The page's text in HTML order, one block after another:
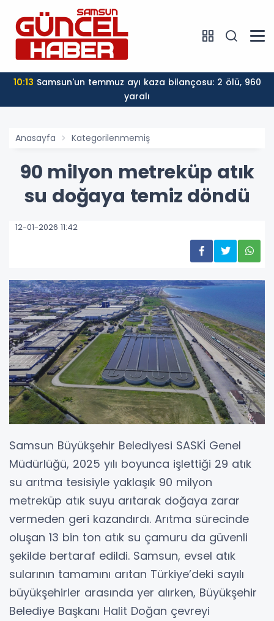
10:13
yaralı
Anasayfa Kategorilenmemiş
90 milyon metreküp atık
su doğaya temiz döndü
12-01-2026 11:42
Samsun Büyükşehir Belediyesi SASKİ Genel
Müdürlüğü, 2025 yılı boyunca işlettiği 29 atık
su arıtma tesisiyle yaklaşık 90 milyon
metreküp atık suyu arıtarak doğaya zarar
vermeden geri kazandırdı. Arıtma sürecinde
oluşan 13 bin ton atık su çamuru da güvenli
şekilde bertaraf edildi. Samsun, evsel atık
sularının tamamını arıtan Türkiye’deki sayılı
büyükşehirler arasında yer alırken, Büyükşehir
Belediye Başkanı Halit Doğan çevreyi